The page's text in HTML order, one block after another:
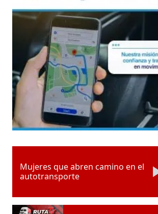
Mujeres que abren camino en el
autotransporte